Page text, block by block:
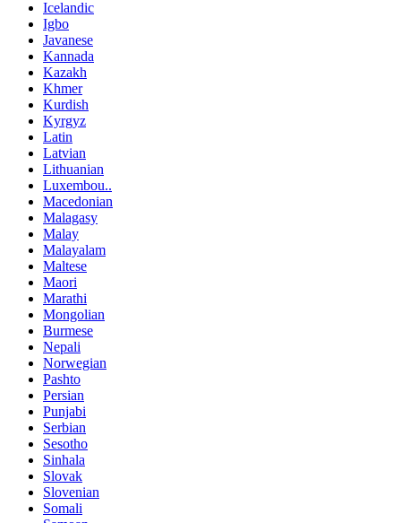
Icelandic
Igbo
Javanese
Kannada
Kazakh
Khmer
Kurdish
Kyrgyz
Latin
Latvian
Lithuanian
Luxembou..
Macedonian
Malagasy
Malay
Malayalam
Maltese
Maori
Marathi
Mongolian
Burmese
Nepali
Norwegian
Pashto
Persian
Punjabi
Serbian
Sesotho
Sinhala
Slovak
Slovenian
Somali